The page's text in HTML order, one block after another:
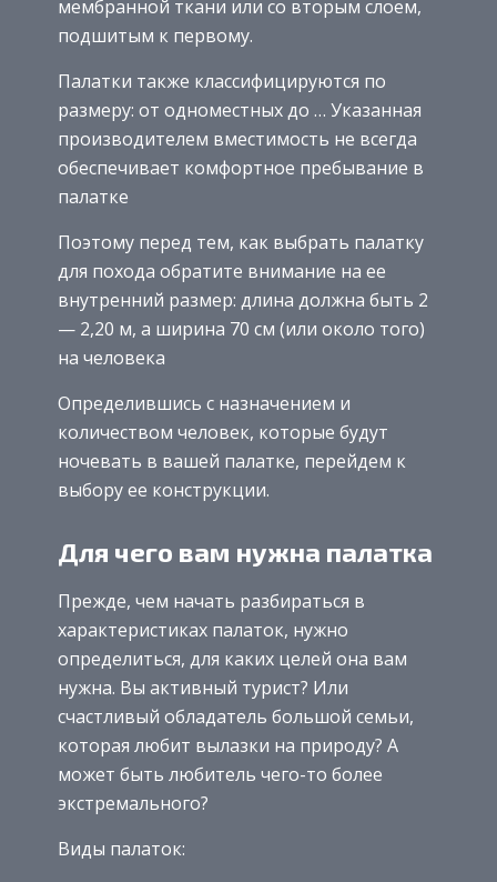
мембранной ткани или со вторым слоем,
подшитым к первому.
Палатки также классифицируются по
размеру: от одноместных до … Указанная
производителем вместимость не всегда
обеспечивает комфортное пребывание в
палатке
Поэтому перед тем, как выбрать палатку
для похода обратите внимание на ее
внутренний размер: длина должна быть 2
— 2,20 м, а ширина 70 см (или около того)
на человека
Определившись с назначением и
количеством человек, которые будут
ночевать в вашей палатке, перейдем к
выбору ее конструкции.
Для чего вам нужна палатка
Прежде, чем начать разбираться в
характеристиках палаток, нужно
определиться, для каких целей она вам
нужна. Вы активный турист? Или
счастливый обладатель большой семьи,
которая любит вылазки на природу? А
может быть любитель чего-то более
экстремального?
Виды палаток: